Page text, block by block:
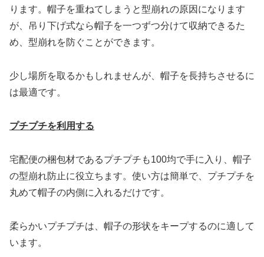
ります。帽子を重ねてしまうと型崩れの原因になります
が、吊り下げ式なら帽子を一つずつ分けて収納できるた
め、型崩れを防ぐことができます。
少し場所を取るかもしれませんが、帽子を長持ちさせるに
は最適です。
プチプチを利用する
宅配便の梱包材であるプチプチも100均で手に入り、帽子
の型崩れ防止に役立ちます。使い方は簡単で、プチプチを
丸めて帽子の内側に入れるだけです。
柔らかいプチプチは、帽子の形状をキープするのに適して
います。